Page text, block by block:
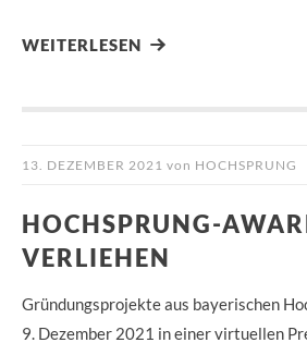
WEITERLESEN
13. DEZEMBER 2021 von HOCHSPRUNG
HOCHSPRUNG-
VERLIEHEN
Gründungsprojekte aus bayerischen
9. Dezember 2021 in einer virtuellen